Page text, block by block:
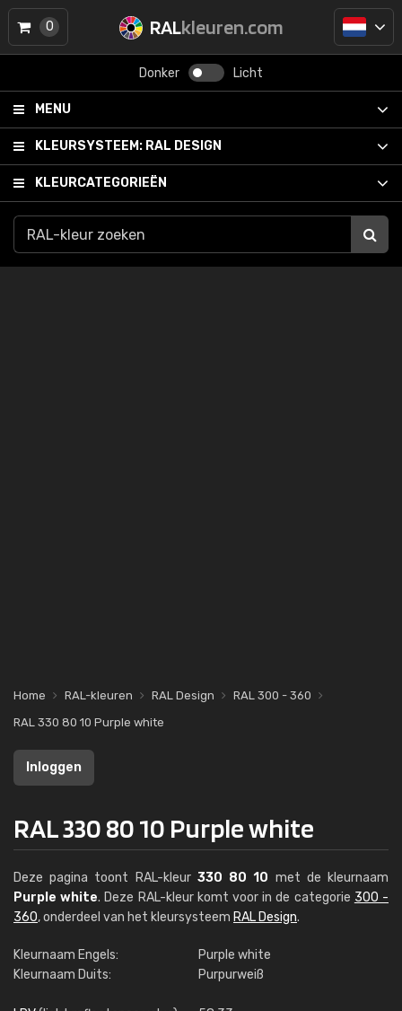
RALkleuren.com
Donker Licht
MENU
KLEURSYSTEEM: RAL DESIGN
KLEURCATEGORIEËN
0
Home RAL-kleuren RAL Design
RAL 300 - 360
RAL 330 80 10 Purple white
Inloggen
RAL 330 80 10 Purple white
Deze pagina toont RAL-kleur 330 80 10 met de kleurnaam
Purple white. Deze RAL-kleur komt voor in de categorie 300 -
360, onderdeel van het kleursysteem RAL Design.
Kleurnaam Engels:
Purple white
Kleurnaam Duits:
Purpurweiß